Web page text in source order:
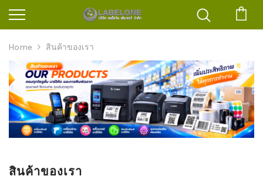
Home สินค้าของเรา
สินค้าของเรา